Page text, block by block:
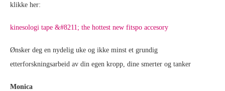
klikke her:
kinesologi tape &#8211; the hottest new fitspo accesory
Ønsker deg en nydelig uke og ikke minst et grundig
etterforskningsarbeid av din egen kropp, dine smerter og tanker
Monica